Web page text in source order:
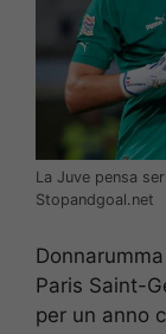
La Juve pensa
Stopandgoal.net
Paris Saint-
per un anno